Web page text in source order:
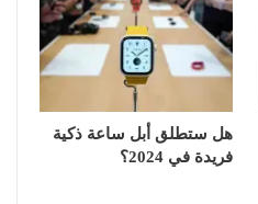
هل ستطلق أبل ساعة ذكية
فريدة في 2024؟